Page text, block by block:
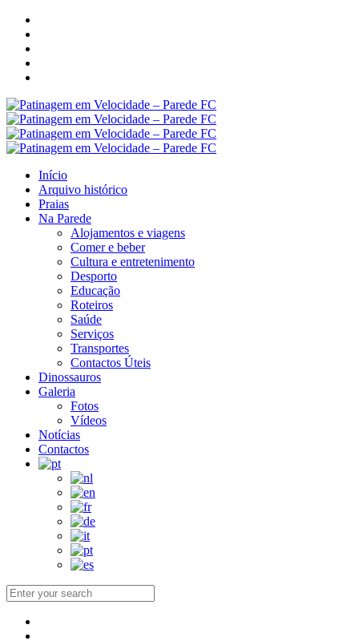
Início
Arquivo histórico
Praias
Na Parede
Alojamentos e viagens
Comer e beber
Cultura e entretenimento
Desporto
Educação
Roteiros
Saúde
Serviços
Transportes
Contactos Úteis
Dinossauros
Galeria
Fotos
Vídeos
Notícias
Contactos